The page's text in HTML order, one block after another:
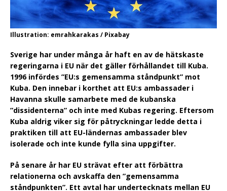
Illustration: emrahkarakas / Pixabay
Sverige har under många år haft en av de hätskaste
regeringarna i EU när det gäller förhållandet till Kuba.
1996 infördes ”EU:s gemensamma ståndpunkt” mot
Kuba. Den innebar i korthet att EU:s ambassader i
Havanna skulle samarbete med de kubanska
”dissidenterna” och inte med Kubas regering. Eftersom
Kuba aldrig viker sig för påtryckningar ledde detta i
praktiken till att EU-ländernas ambassader blev
isolerade och inte kunde fylla sina uppgifter.
På senare år har EU strävat efter att förbättra
relationerna och avskaffa den ”gemensamma
ståndpunkten”. Ett avtal har undertecknats mellan EU